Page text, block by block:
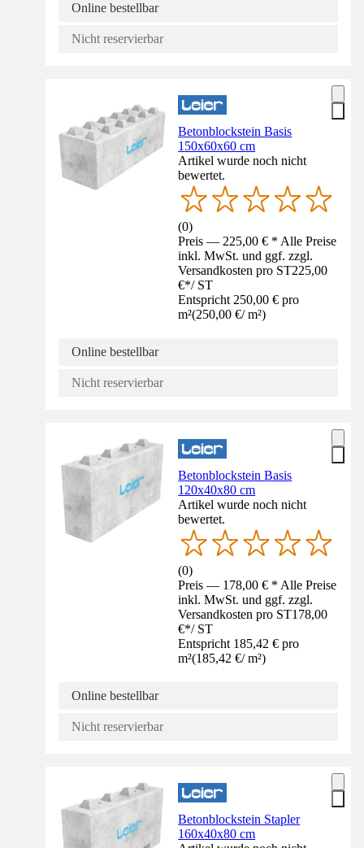
Online bestellbar
Nicht reservierbar
Betonblockstein Basis
150x60x60 cm
Artikel wurde noch nicht
bewertet.
(0)
Preis — 225,00 € * Alle Preise
inkl. MwSt. und ggf. zzgl.
Versandkosten pro ST225,00
€*/ ST
Entspricht 250,00 € pro
m²(250,00 €/ m²)
Online bestellbar
Nicht reservierbar
Betonblockstein Basis
120x40x80 cm
Artikel wurde noch nicht
bewertet.
(0)
Preis — 178,00 € * Alle Preise
inkl. MwSt. und ggf. zzgl.
Versandkosten pro ST178,00
€*/ ST
Entspricht 185,42 € pro
m²(185,42 €/ m²)
Online bestellbar
Nicht reservierbar
Betonblockstein Stapler
160x40x80 cm